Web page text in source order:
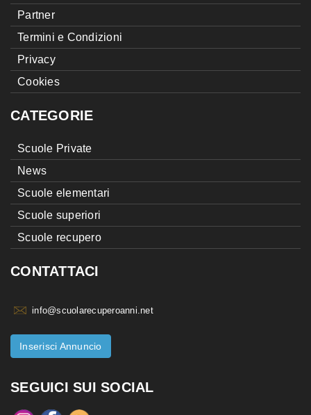
Partner
Termini e Condizioni
Privacy
Cookies
CATEGORIE
Scuole Private
News
Scuole elementari
Scuole superiori
Scuole recupero
CONTATTACI
info@scuolarecuperoanni.net
Inserisci Annuncio
SEGUICI SUI SOCIAL